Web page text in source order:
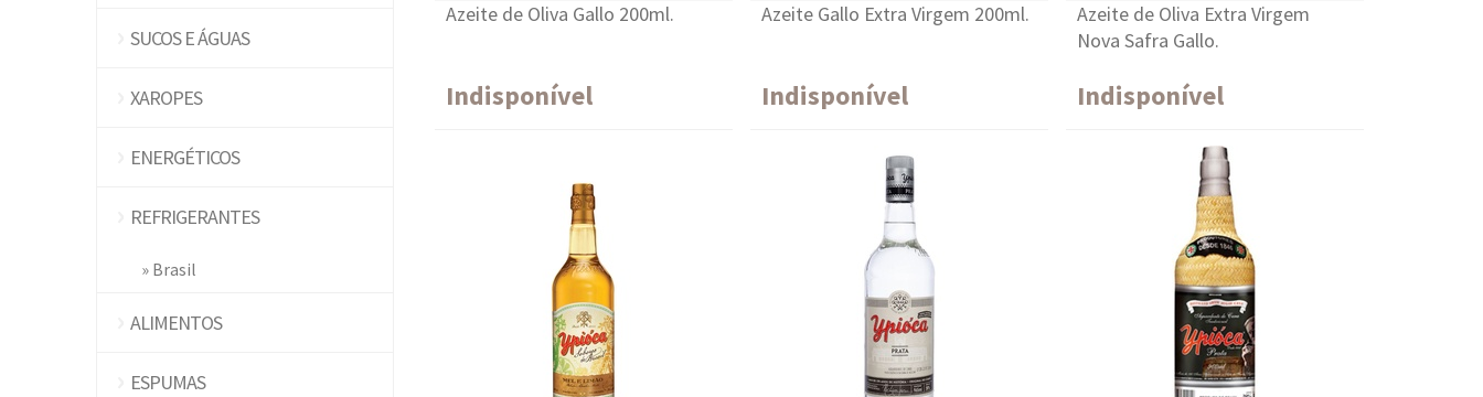
SUCOS E ÁGUAS
XAROPES
ENERGÉTICOS
REFRIGERANTES
» Brasil
ALIMENTOS
ESPUMAS
Azeite de Oliva Gallo 200ml.
Indisponível
Azeite Gallo Extra Virgem 200ml.
Indisponível
Azeite de Oliva Extra Virgem
Nova Safra Gallo.
Indisponível